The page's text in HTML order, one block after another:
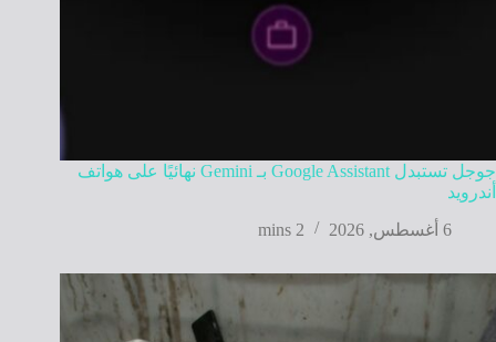
جوجل تستبدل Google Assistant بـ Gemini نهائيًا على هواتف
أندرويد
6 أغسطس, 2026
2 mins